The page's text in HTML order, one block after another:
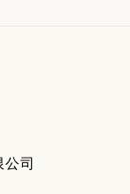
公司